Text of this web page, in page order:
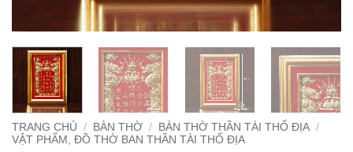
TRANG CHỦ / BÀN THỜ / BÀN THỜ THẦN TÀI THỔ ĐỊA /
VẬT PHẨM, ĐỒ THỜ BAN THẦN TÀI THỔ ĐỊA